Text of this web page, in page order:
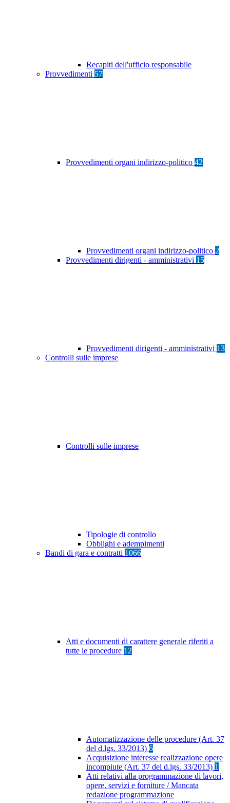
Recapiti dell'ufficio responsabile
Provvedimenti 57
Provvedimenti organi indirizzo-politico 42
Provvedimenti organi indirizzo-politico 2
Provvedimenti dirigenti - amministrativi 15
Provvedimenti dirigenti - amministrativi 13
Controlli sulle imprese
Controlli sulle imprese
Tipologie di controllo
Obblighi e adempimenti
Bandi di gara e contratti 1066
Atti e documenti di carattere generale riferiti a
tutte le procedure 12
Automatizzazione delle procedure (Art. 37
del d.lgs. 33/2013) 6
Acquisizione interesse realizzazione opere
incompiute (Art. 37 del d.lgs. 33/2013) 1
Atti relativi alla programmazione di lavori,
opere, servizi e forniture / Mancata
redazione programmazione